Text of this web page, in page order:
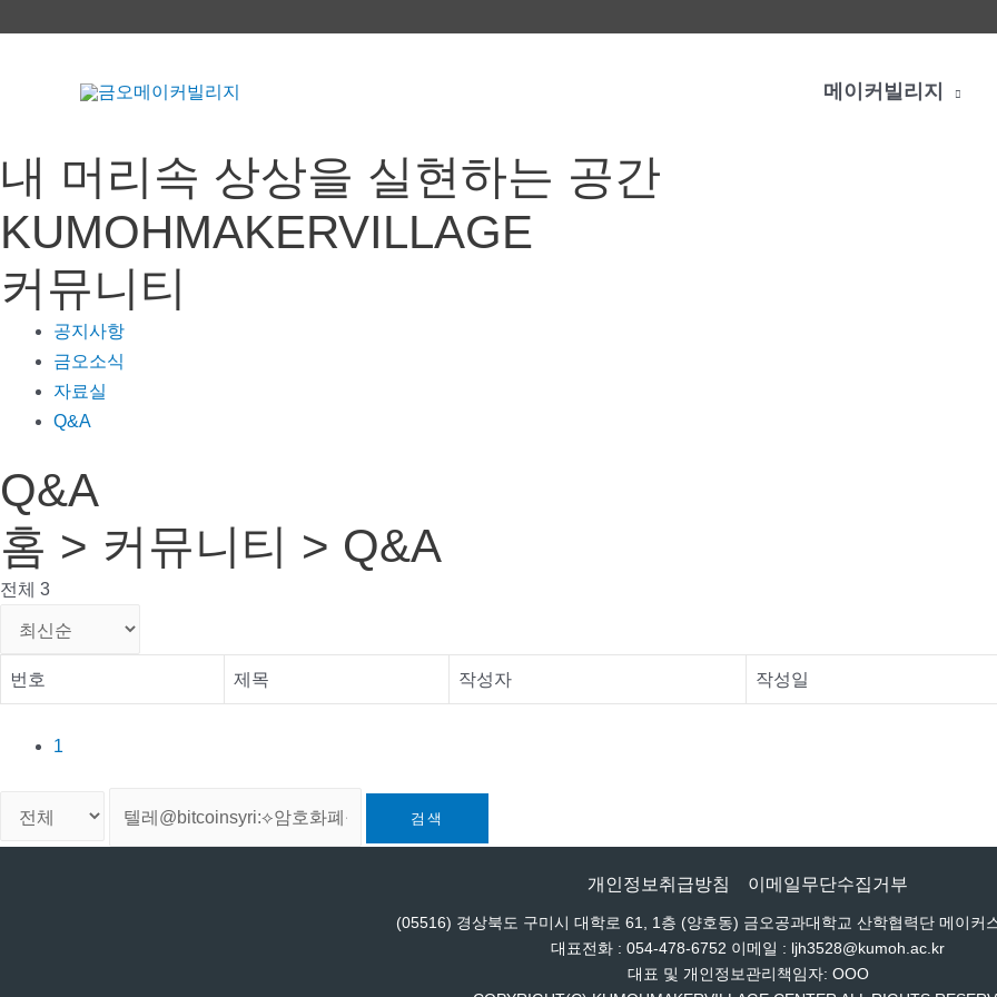
너
뛰
기
메이커빌리지
내 머리속 상상을 실현하는 공간
KUMOHMAKERVILLAGE
커뮤니티
공지사항
금오소식
자료실
Q&A
Q&A
홈 > 커뮤니티 > Q&A
전체 3
번호 제목 작성자 작성일
1
검색
개인정보취급방침 이메일무단수집거부
(05516) 경상북도 구미시 대학로 61, 1층 (양호동) 금오공과대학교 산학협력단 메이커
대표전화 : 054-478-6752 이메일 : ljh3528@kumoh.ac.kr
대표 및 개인정보관리책임자: OOO